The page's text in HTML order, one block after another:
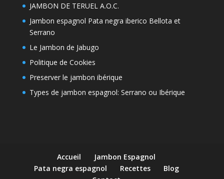
JAMBON DE TERUEL A.O.C.
Jambon espagnol Pata negra iberico Bellota et
Serrano
Le Jambon de Jabugo
Politique de Cookies
Preserver le jambon ibérique
Types de jambon espagnol: Serrano ou Ibérique
Accueil
Jambon Espagnol
Pata negra espagnol
Recettes
Blog